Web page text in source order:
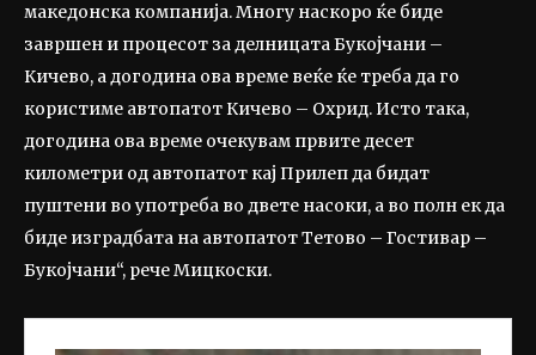
македонска компанија. Многу наскоро ќе биде
завршен и процесот за делницата Букојчани –
Кичево, а догодина ова време веќе ќе треба да го
користиме автопатот Кичево – Охрид. Исто така,
догодина ова време очекувам првите десет
километри од автопатот кај Прилеп да бидат
пуштени во употреба во двете насоки, а во полн ек да
биде изградбата на автопатот Тетово – Гостивар –
Букојчани“, рече Мицкоски.